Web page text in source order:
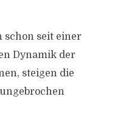
schon seit einer
Dynamik der
steigen die